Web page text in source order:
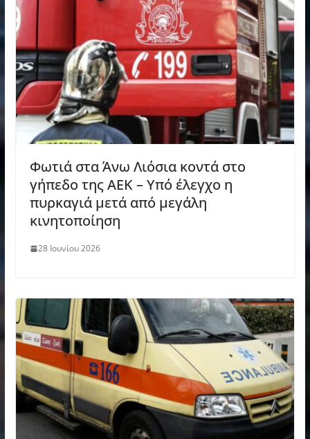
Φωτιά στα Άνω Λιόσια κοντά στο
γήπεδο της ΑΕΚ – Υπό έλεγχο η
πυρκαγιά μετά από μεγάλη
κινητοποίηση
28 Ιουνίου 2026